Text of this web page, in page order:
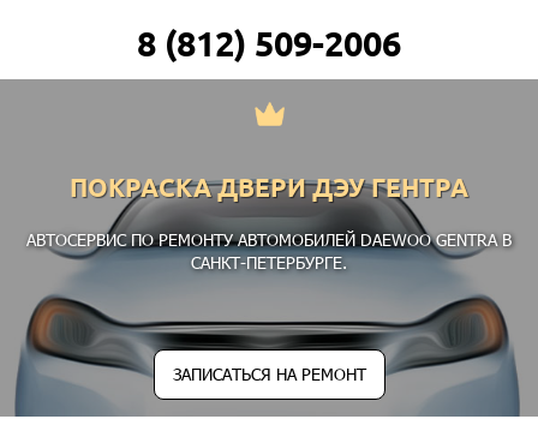
8 (812) 509-2006
ПОКРАСКА ДВЕРИ ДЭУ ГЕНТРА
АВТОСЕРВИС ПО РЕМОНТУ АВТОМОБИЛЕЙ DAEWOO GENTRA В
САНКТ-ПЕТЕРБУРГЕ.
ЗАПИСАТЬСЯ НА РЕМОНТ